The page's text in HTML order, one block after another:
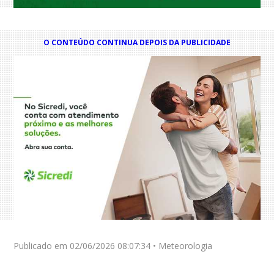
O CONTEÚDO CONTINUA DEPOIS DA PUBLICIDADE
Publicado em 02/06/2026 08:07:34 • Meteorologia